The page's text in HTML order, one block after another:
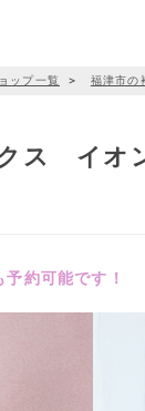
ップ一覧 ＞ 福津市の
ス イオ
約可能です！